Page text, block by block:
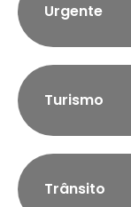
Urgente
Turismo
Trânsito